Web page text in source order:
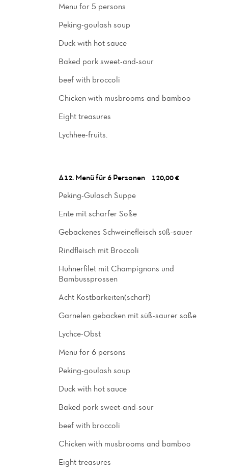
Menu for 5 persons
Peking-goulash soup
Duck with hot sauce
Baked pork sweet-and-sour
beef with broccoli
Chicken with musbrooms and bamboo
Eight treasures
Lychhee-fruits.
A12. Menü für 6 Personen
120,00 €
Peking-Gulasch Suppe
Ente mit scharfer Soße
Gebackenes Schweinefleisch süß-sauer
Rindfleisch mit Broccoli
Hühnerfilet mit Champignons und
Bambussprossen
Acht Kostbarkeiten(scharf)
Garnelen gebacken mit süß-saurer soße
Lychce-Obst
Menu for 6 persons
Peking-goulash soup
Duck with hot sauce
Baked pork sweet-and-sour
beef with broccoli
Chicken with musbrooms and bamboo
Eight treasures